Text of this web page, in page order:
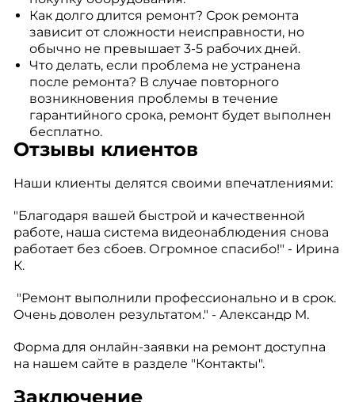
Как долго длится ремонт? Срок ремонта
зависит от сложности неисправности, но
обычно не превышает 3-5 рабочих дней.
Что делать, если проблема не устранена
после ремонта? В случае повторного
возникновения проблемы в течение
гарантийного срока, ремонт будет выполнен
бесплатно.
Отзывы клиентов
Наши клиенты делятся своими впечатлениями:
"Благодаря вашей быстрой и качественной
работе, наша система видеонаблюдения снова
работает без сбоев. Огромное спасибо!" - Ирина
К.
"Ремонт выполнили профессионально и в срок.
Очень доволен результатом." - Александр М.
Форма для онлайн-заявки на ремонт доступна
на нашем сайте в разделе "Контакты".
Заключение